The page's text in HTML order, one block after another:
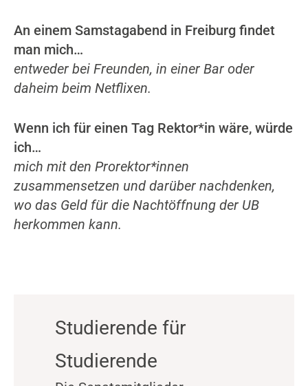
An einem Samstagabend in Freiburg findet
man mich…
entweder bei Freunden, in einer Bar oder
daheim beim Netflixen.
Wenn ich für einen Tag Rektor*in wäre, würde
ich…
mich mit den Prorektor*innen
zusammensetzen und darüber nachdenken,
wo das Geld für die Nachtöffnung der UB
herkommen kann.
Studierende für
Studierende